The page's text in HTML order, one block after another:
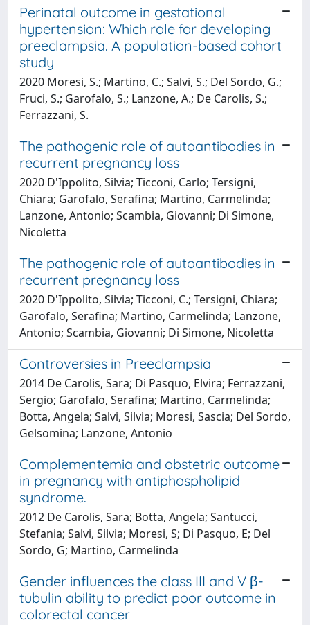
Perinatal outcome in gestational
hypertension: Which role for developing
preeclampsia. A population-based cohort
study
2020 Moresi, S.; Martino, C.; Salvi, S.; Del Sordo, G.;
Fruci, S.; Garofalo, S.; Lanzone, A.; De Carolis, S.;
Ferrazzani, S.
The pathogenic role of autoantibodies in
recurrent pregnancy loss
2020 D'Ippolito, Silvia; Ticconi, Carlo; Tersigni,
Chiara; Garofalo, Serafina; Martino, Carmelinda;
Lanzone, Antonio; Scambia, Giovanni; Di Simone,
Nicoletta
The pathogenic role of autoantibodies in
recurrent pregnancy loss
2020 D'Ippolito, Silvia; Ticconi, C.; Tersigni, Chiara;
Garofalo, Serafina; Martino, Carmelinda; Lanzone,
Antonio; Scambia, Giovanni; Di Simone, Nicoletta
Controversies in Preeclampsia
2014 De Carolis, Sara; Di Pasquo, Elvira; Ferrazzani,
Sergio; Garofalo, Serafina; Martino, Carmelinda;
Botta, Angela; Salvi, Silvia; Moresi, Sascia; Del Sordo,
Gelsomina; Lanzone, Antonio
Complementemia and obstetric outcome
in pregnancy with antiphospholipid
syndrome.
2012 De Carolis, Sara; Botta, Angela; Santucci,
Stefania; Salvi, Silvia; Moresi, S; Di Pasquo, E; Del
Sordo, G; Martino, Carmelinda
Gender influences the class III and V β-
tubulin ability to predict poor outcome in
colorectal cancer